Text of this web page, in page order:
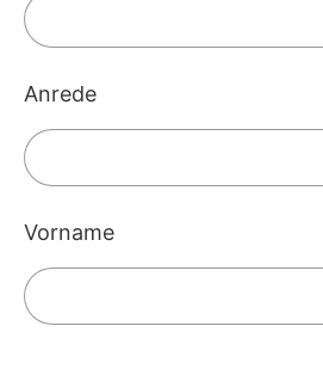
Anrede
Vorname